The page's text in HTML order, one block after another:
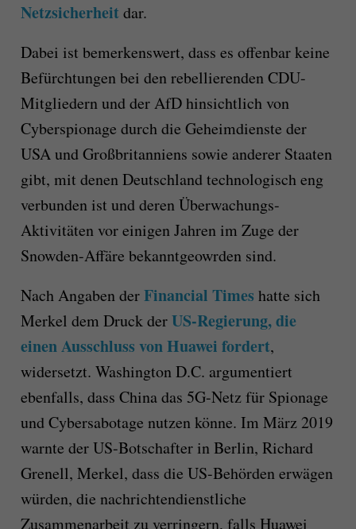
Netzsicherheit dar.
Dabei ist bemerkenswert, dass es offenbar keine
Befürchtungen bei den rebellierenden CDU-
Mitgliedern und der AfD hinsichtlich von
Cyberspionage durch die Geheimdienste der
USA und Großbritanniens sowie anderer Staaten
gibt, mit denen Deutschland technologisch eng
verbunden ist und deren Überwachungs-
Aktivitäten vor einigen Jahren im Zuge der
Snowden-Affäre bekanntgeowrden sind.
Nach Angaben derFinancial Times hatte sich
Merkel dem Druck derUS-Regierung, die
einen Ausschluss von Huawei fordert,
widersetzt. Washington D.C. argumentiert
ebenfalls, dass China das 5G-Netz für Spionage
und Cybersabotage nutzen könne. Im März 2019
warnte der US-Botschafter in Berlin, Richard
Grenell, Merkel, dass die US-Behörden erwägen
würden, die nachrichtendienstliche
Zusammenarbeit zu verringern, falls Huawei